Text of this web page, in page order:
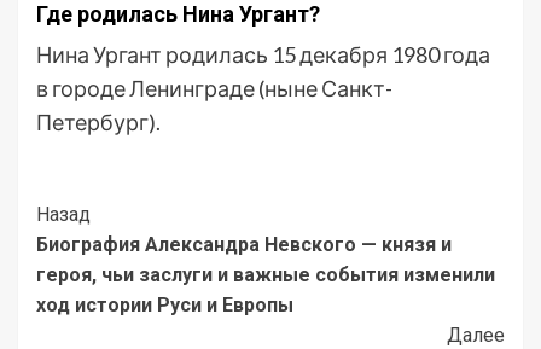
Где родилась Нина Ургант?
Нина Ургант родилась 15 декабря 1980 года
в городе Ленинграде (ныне Санкт-
Петербург).
Post
Navigation
Назад
Биография Александра Невского — князя и
героя, чьи заслуги и важные события изменили
ход истории Руси и Европы
Далее